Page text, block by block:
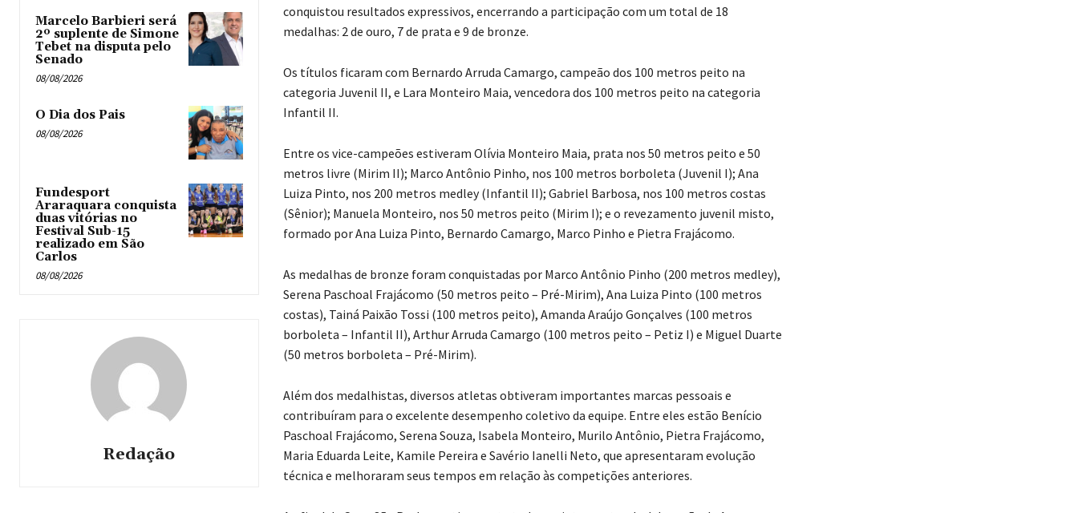
Marcelo Barbieri será
2º suplente de Simone
Tebet na disputa pelo
Senado
08/08/2026
O Dia dos Pais
08/08/2026
Fundesport
Araraquara conquista
duas vitórias no
Festival Sub-15
realizado em São
Carlos
08/08/2026
Redação
conquistou resultados expressivos, encerrando a participação com um total de 18
medalhas: 2 de ouro, 7 de prata e 9 de bronze.
Os títulos ficaram com Bernardo Arruda Camargo, campeão dos 100 metros peito na
categoria Juvenil II, e Lara Monteiro Maia, vencedora dos 100 metros peito na categoria
Infantil II.
Entre os vice-campeões estiveram Olívia Monteiro Maia, prata nos 50 metros peito e 50
metros livre (Mirim II); Marco Antônio Pinho, nos 100 metros borboleta (Juvenil I); Ana
Luiza Pinto, nos 200 metros medley (Infantil II); Gabriel Barbosa, nos 100 metros costas
(Sênior); Manuela Monteiro, nos 50 metros peito (Mirim I); e o revezamento juvenil misto,
formado por Ana Luiza Pinto, Bernardo Camargo, Marco Pinho e Pietra Frajácomo.
As medalhas de bronze foram conquistadas por Marco Antônio Pinho (200 metros medley),
Serena Paschoal Frajácomo (50 metros peito – Pré-Mirim), Ana Luiza Pinto (100 metros
costas), Tainá Paixão Tossi (100 metros peito), Amanda Araújo Gonçalves (100 metros
borboleta – Infantil II), Arthur Arruda Camargo (100 metros peito – Petiz I) e Miguel Duarte
(50 metros borboleta – Pré-Mirim).
Além dos medalhistas, diversos atletas obtiveram importantes marcas pessoais e
contribuíram para o excelente desempenho coletivo da equipe. Entre eles estão Benício
Paschoal Frajácomo, Serena Souza, Isabela Monteiro, Murilo Antônio, Pietra Frajácomo,
Maria Eduarda Leite, Kamile Pereira e Savério Ianelli Neto, que apresentaram evolução
técnica e melhoraram seus tempos em relação às competições anteriores.